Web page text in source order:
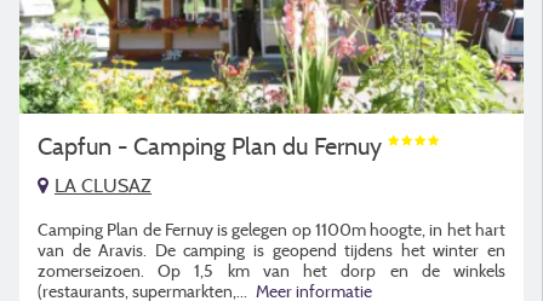
Capfun - Camping Plan du Fernuy
LA CLUSAZ
Camping Plan de Fernuy is gelegen op 1100m hoogte, in het hart
van de Aravis. De camping is geopend tijdens het winter en
zomerseizoen. Op 1,5 km van het dorp en de winkels
(restaurants, supermarkten,...
Meer informatie